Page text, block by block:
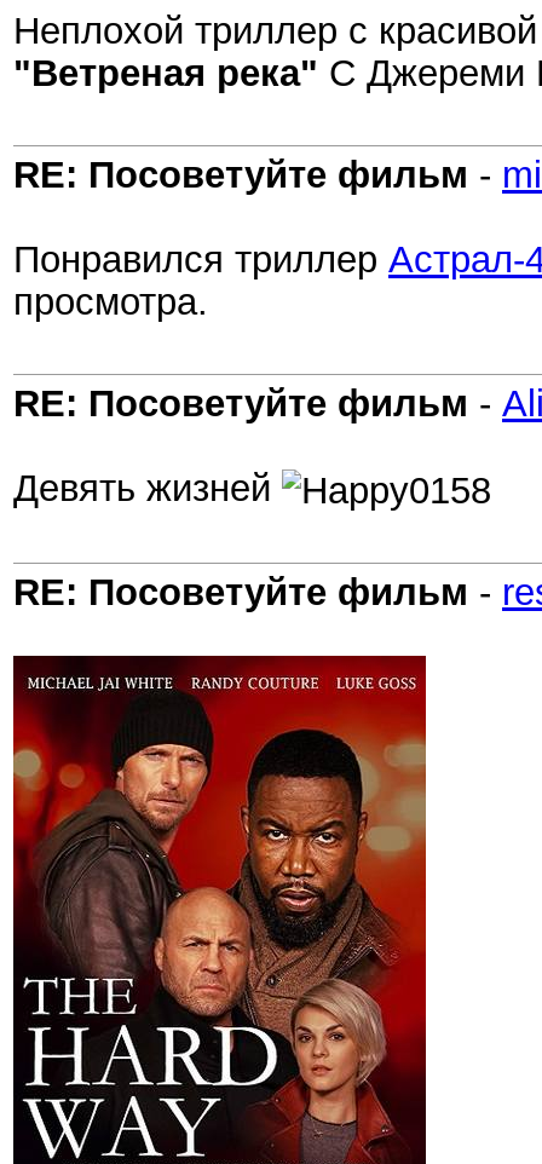
Неплохой триллер с
"Ветреная река" С Джереми
RE: Посоветуйте фильм -
Понравился триллер Астрал-
просмотра.
RE: Посоветуйте фильм -
Девять жизней
RE: Посоветуйте фильм -